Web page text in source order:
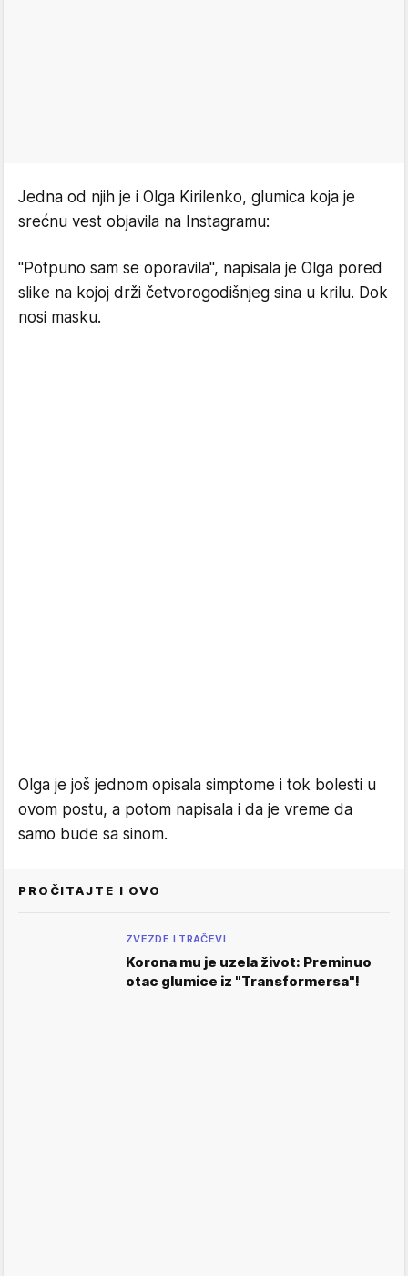
Jedna od njih je i Olga Kirilenko, glumica koja je
srećnu vest objavila na Instagramu:
"Potpuno sam se oporavila", napisala je Olga pored
slike na kojoj drži četvorogodišnjeg sina u krilu. Dok
nosi masku.
Olga je još jednom opisala simptome i tok bolesti u
ovom postu, a potom napisala i da je vreme da
samo bude sa sinom.
PROČITAJTE I OVO
ZVEZDE I TRAČEVI
Korona mu je uzela život: Preminuo
otac glumice iz "Transformersa"!